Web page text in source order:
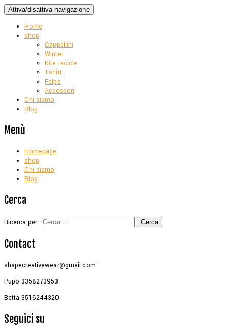
Attiva/disattiva navigazione
Home
shop
Cappellini
Winter
Kite recicle
T-shirt
Felpe
Accessori
Chi siamo
Blog
Menù
Homepage
shop
Chi siamo
Blog
Cerca
Ricerca per:
Contact
shapecreativewear@gmail.com
Pupo 3358273953
Betta 3516244320
Seguici su